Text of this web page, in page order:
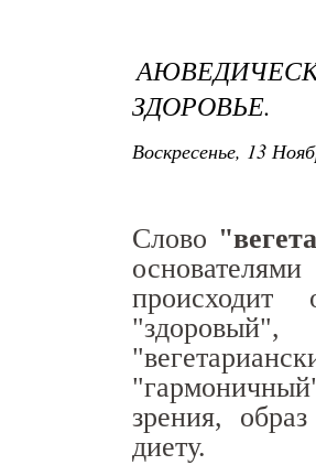
ЗДОРОВЬЕ.
Воскресенье, 13
Слово
зрения,
диету.